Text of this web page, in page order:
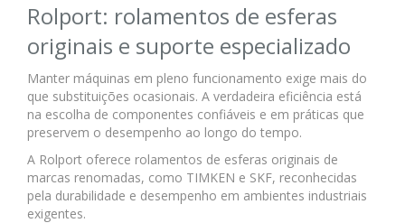
Rolport: rolamentos de esferas
originais e suporte especializado
Manter máquinas em pleno funcionamento exige mais do
que substituições ocasionais. A verdadeira eficiência está
na escolha de componentes confiáveis e em práticas que
preservem o desempenho ao longo do tempo.
A Rolport oferece rolamentos de esferas originais de
marcas renomadas, como TIMKEN e SKF, reconhecidas
pela durabilidade e desempenho em ambientes industriais
exigentes.